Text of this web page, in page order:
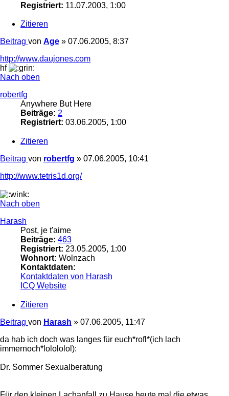
Registriert: 11.07.2003, 1:00
Zitieren
Beitrag von Age » 07.06.2005, 8:37
http://www.daujones.com
hf
Nach oben
robertfg
Anywhere But Here
Beiträge: 2
Registriert: 03.06.2005, 1:00
Zitieren
Beitrag von robertfg » 07.06.2005, 10:41
http://www.tetris1d.org/
Nach oben
Harash
Post, je t'aime
Beiträge: 463
Registriert: 23.05.2005, 1:00
Wohnort: Wolnzach
Kontaktdaten:
Kontaktdaten von Harash
ICQ Website
Zitieren
Beitrag von Harash » 07.06.2005, 11:47
da hab ich doch was langes für euch*rofl*(ich lach
immernoch*lolololol):
Dr. Sommer Sexualberatung